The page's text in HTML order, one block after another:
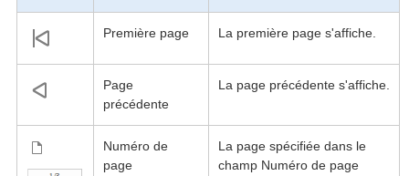
Première page La première page s'affiche.
Page
précédente
La page précédente s'affiche.
Numéro de
page
La page spécifiée dans le
champ Numéro de page